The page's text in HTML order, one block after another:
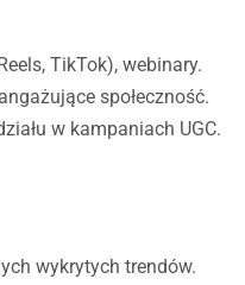
TikTok), webinary.
społeczność.
w kampaniach UGC.
wykrytych trendów.